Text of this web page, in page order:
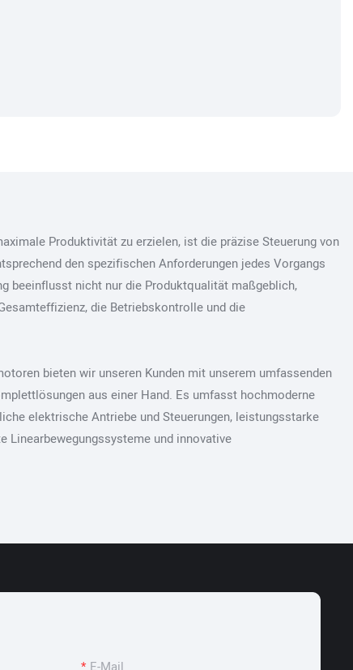
Produktivität zu erzielen, ist die präzise Steuerung von
den spezifischen Anforderungen jedes Vorgangs
beeinflusst nicht nur die Produktqualität maßgeblich,
die Betriebskontrolle und die
bieten wir unseren Kunden mit unserem umfassenden
aus einer Hand. Es umfasst hochmoderne
elektrische Antriebe und Steuerungen, leistungsstarke
Linearbewegungssysteme und innovative